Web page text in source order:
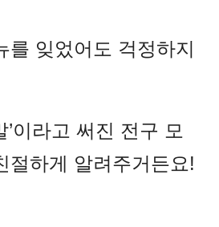
를 잊었어도 걱정하지
’이라고 써진 전구 모
절하게 알려주거든요!